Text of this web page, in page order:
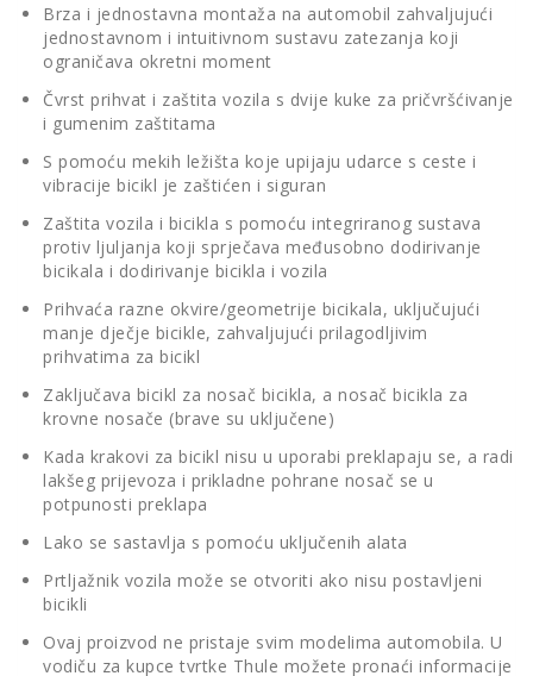
Brza i jednostavna montaža na automobil zahvaljujući
jednostavnom i intuitivnom sustavu zatezanja koji
ograničava okretni moment
Čvrst prihvat i zaštita vozila s dvije kuke za pričvršćivanje
i gumenim zaštitama
S pomoću mekih ležišta koje upijaju udarce s ceste i
vibracije bicikl je zaštićen i siguran
Zaštita vozila i bicikla s pomoću integriranog sustava
protiv ljuljanja koji sprječava međusobno dodirivanje
bicikala i dodirivanje bicikla i vozila
Prihvaća razne okvire/geometrije bicikala, uključujući
manje dječje bicikle, zahvaljujući prilagodljivim
prihvatima za bicikl
Zaključava bicikl za nosač bicikla, a nosač bicikla za
krovne nosače (brave su uključene)
Kada krakovi za bicikl nisu u uporabi preklapaju se, a radi
lakšeg prijevoza i prikladne pohrane nosač se u
potpunosti preklapa
Lako se sastavlja s pomoću uključenih alata
Prtljažnik vozila može se otvoriti ako nisu postavljeni
bicikli
Ovaj proizvod ne pristaje svim modelima automobila. U
vodiču za kupce tvrtke Thule možete pronaći informacije